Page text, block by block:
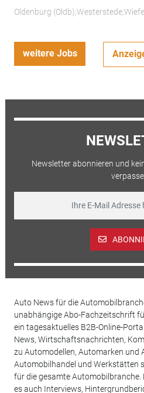
Oldenburg
weitere Jobs
Newsletter abonnieren und
Auto News für die
unabhängige Abo-Fachzeitschrift
ein tagesaktuelles B2B-Online-
News, Wirtschaftsnachrichten,
zu Automodellen, Automarken und
Automobilhandel und Werkstätten
für die gesamte Automobilbranche.
es auch Interviews,